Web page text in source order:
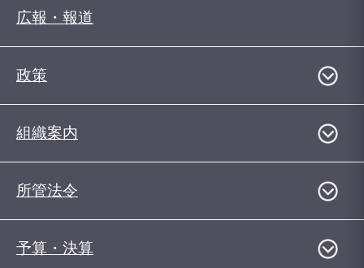
広報・報道
政策
組織案内
所管法令
予算・決算